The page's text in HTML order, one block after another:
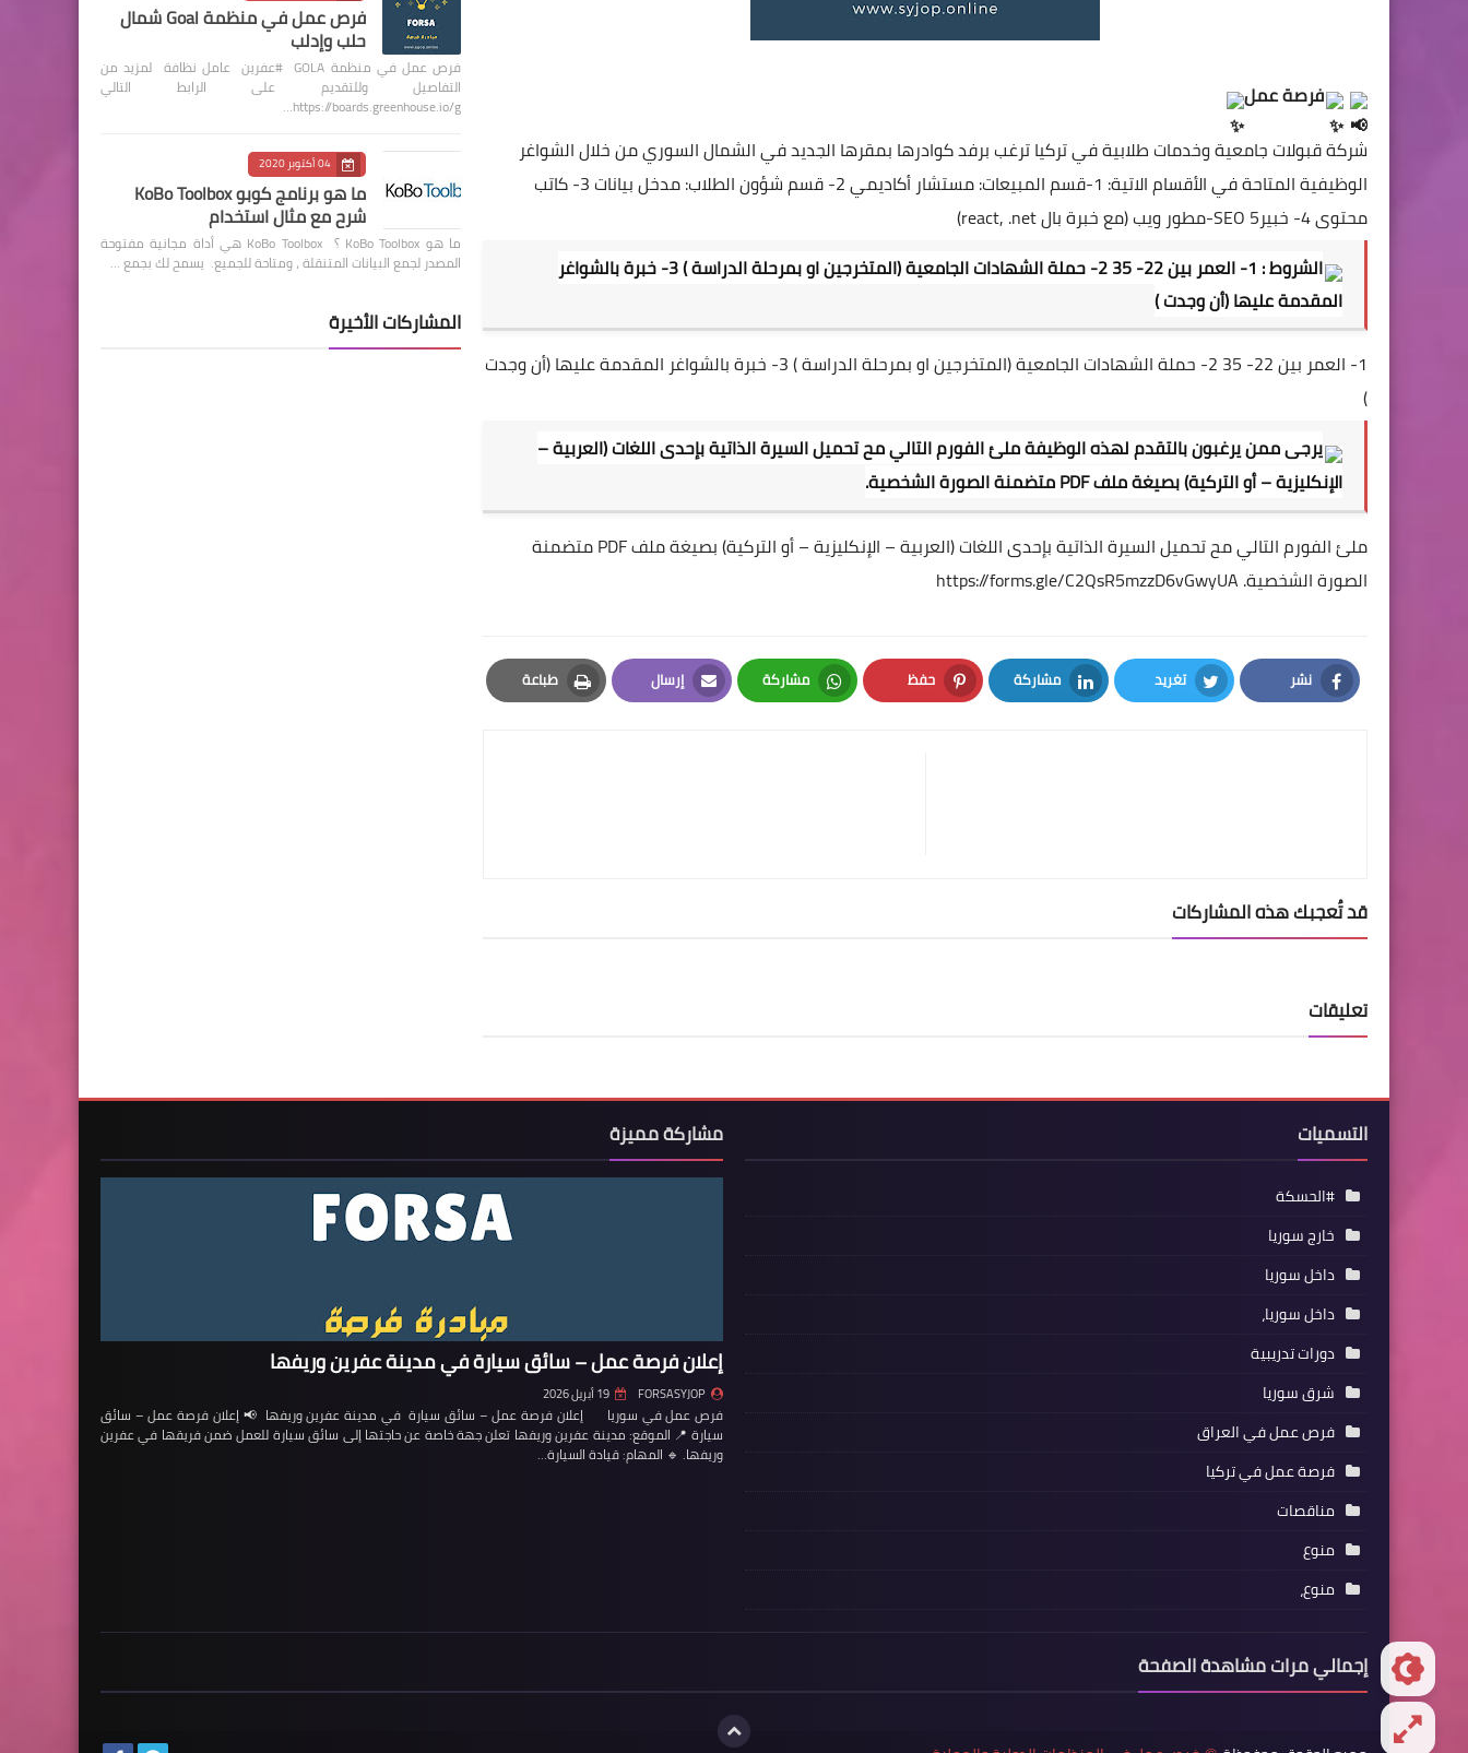
فرصة عمل
شركة قبولات جامعية وخدمات طلابية في تركيا ترغب برفد كوادرها بمقرها الجديد في الشمال السوري من خلال الشواغر
الوظيفية المتاحة في الأقسام الاتية: 1-قسم المبيعات: مستشار أكاديمي 2- قسم شؤون الطلاب: مدخل بيانات 3- كاتب
محتوى 4- خبيرSEO 5-مطور ويب (مع خبرة بال react, .net)
الشروط : 1- العمر بين 22- 35 2- حملة الشهادات الجامعية (المتخرجين او بمرحلة الدراسة ) 3- خبرة بالشواغر
المقدمة عليها (أن وجدت )
1- العمر بين 22- 35 2- حملة الشهادات الجامعية (المتخرجين او بمرحلة الدراسة ) 3- خبرة بالشواغر المقدمة عليها (أن وجدت
)
يرجى ممن يرغبون بالتقدم لهذه الوظيفة ملئ الفورم التالي مح تحميل السيرة الذاتية بإحدى اللغات (العربية –
الإنكليزية – أو التركية) بصيغة ملف PDF متضمنة الصورة الشخصية.
ملئ الفورم التالي مح تحميل السيرة الذاتية بإحدى اللغات (العربية – الإنكليزية – أو التركية) بصيغة ملف PDF متضمنة
الصورة الشخصية. https://forms.gle/C2QsR5mzzD6vGwyUA
نشر
Facebook
تغريد
Twitter
مشاركة
LinkedIn
حفظ
Pinterest
مشاركة
Whatsapp
إرسال
Email
طباعة
Print
قد تُعجبك هذه المشاركات
تعليقات
فرص عمل في منظمة Goal شمال
حلب وإدلب
فرص عمل في منظمة GOLA #عفرين عامل نظافة لمزيد من
التفاصيل وللتقديم على الرابط التالي
https://boards.greenhouse.io/g…
04 أكتوبر 2020
ما هو برنامج كوبو KoBo Toolbox
شرح مع مثال استخدام
ما هو KoBo Toolbox ؟ KoBo Toolbox هي أداة مجانية مفتوحة
المصدر لجمع البيانات المتنقلة ، ومتاحة للجميع. يسمح لك بجمع …
المشاركات الأخيرة
التسميات
#الحسكة
خارج سوريا
داخل سوريا
داخل سوريا،
دورات تدريبية
شرق سوريا
فرص عمل في العراق
فرصة عمل في تركيا
مناقصات
منوع
منوع،
مشاركة مميزة
إعلان فرصة عمل – سائق سيارة في مدينة عفرين وريفها
FORSASYJOP 19 أبريل 2026
فرص عمل في سوريا إعلان فرصة عمل – سائق سيارة في مدينة عفرين وريفها 📢 إعلان فرصة عمل – سائق
سيارة 📍 الموقع: مدينة عفرين وريفها تعلن جهة خاصة عن حاجتها إلى سائق سيارة للعمل ضمن فريقها في عفرين
وريفها. 🔹 المهام: قيادة السيارة…
إجمالي مرات مشاهدة الصفحة